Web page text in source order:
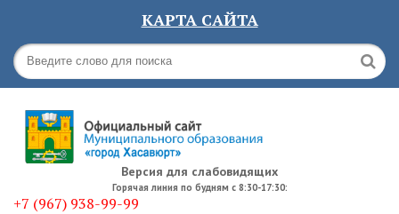
КАРТА САЙТА
Версия для слабовидящих
Горячая линия по будням с 8:30-17:30:
+7 (967) 938-99-99